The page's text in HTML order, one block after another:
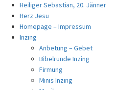
Heiliger Sebastian, 20. Jänner
Herz Jesu
Homepage – Impressum
Inzing
Anbetung – Gebet
Bibelrunde Inzing
Firmung
Minis Inzing